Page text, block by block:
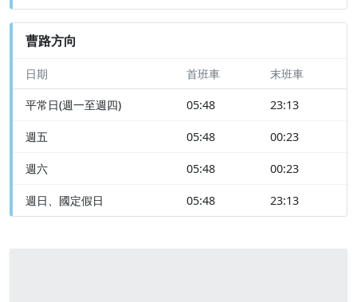
曹路方向
日期 首班車 末班車
平常日(週一至週四) 05:48 23:13
週五 05:48 00:23
週六 05:48 00:23
週日、國定假日 05:48 23:13